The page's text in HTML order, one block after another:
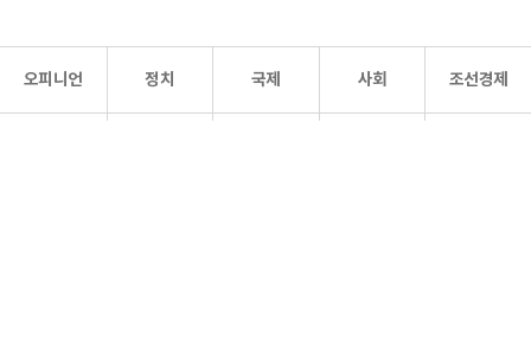
오피니언 정치 국제 사회 조선경제